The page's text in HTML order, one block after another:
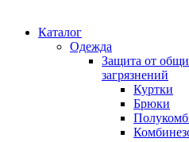
Каталог
Одежда
Защита от
загрязнений
Куртки
Брюки